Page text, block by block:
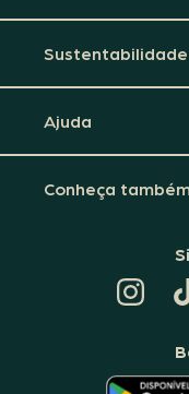
Sustentabilidade
Ajuda
Conheça
O